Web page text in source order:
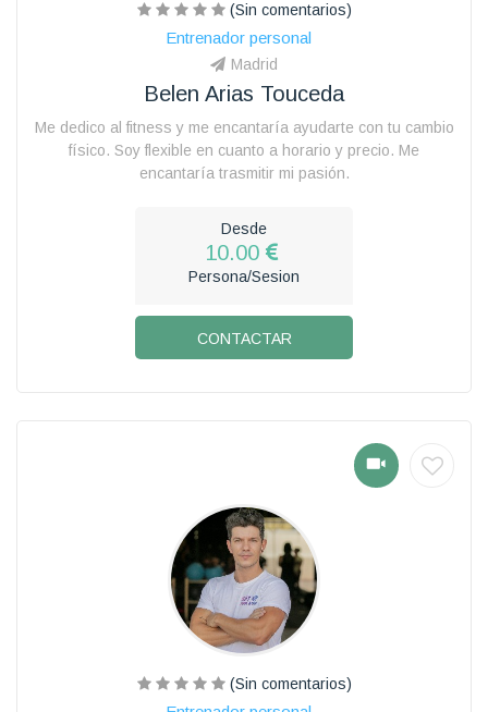
(Sin comentarios)
Entrenador personal
Madrid
Belen Arias Touceda
Me dedico al fitness y me encantaría ayudarte con tu cambio
físico. Soy flexible en cuanto a horario y precio. Me
encantaría trasmitir mi pasión.
Desde
10.00
Persona/Sesion
CONTACTAR
(Sin comentarios)